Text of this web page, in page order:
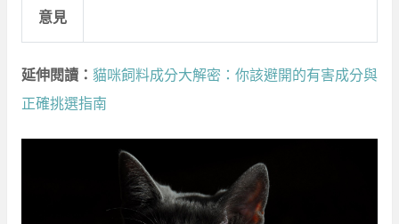
意見
延伸閱讀： 貓咪飼料成分大解密：你該避開的有害成分與
正確挑選指南